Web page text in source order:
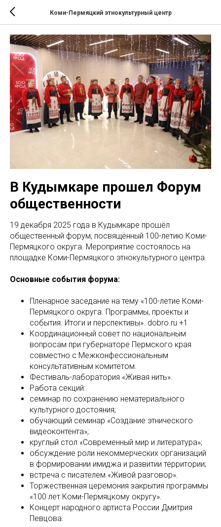
Коми-Пермяцкий этнокультурный центр
В Кудымкаре прошел Форум
общественности
19 декабря 2025 года в Кудымкаре прошёл
общественный форум, посвящённый 100-летию Коми-
Пермяцкого округа. Мероприятие состоялось на
площадке Коми-Пермяцкого этнокультурного центра.
Основные события форума:
Пленарное заседание на тему «100-летие Коми-
Пермяцкого округа. Программы, проекты и
события. Итоги и перспективы». dobro.ru +1
Координационный совет по национальным
вопросам при губернаторе Пермского края
совместно с Межконфессиональным
консультативным комитетом.
Фестиваль-лаборатория «Живая нить».
Работа секций:
семинар по сохранению нематериального
культурного достояния;
обучающий семинар «Создание этнического
видеоконтента»;
круглый стол «Современный мир и литература»;
обсуждение роли некоммерческих организаций
в формировании имиджа и развитии территории;
встреча с писателем «Живой разговор».
Торжественная церемония закрытия программы
«100 лет Коми-Пермяцкому округу».
Концерт народного артиста России Дмитрия
Певцова.